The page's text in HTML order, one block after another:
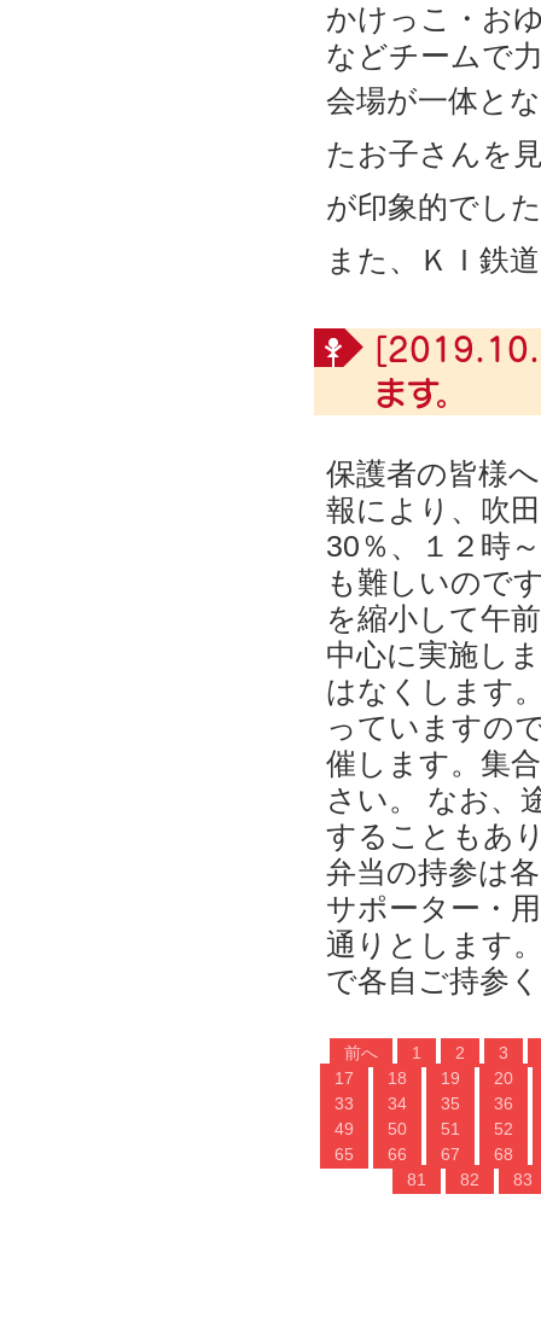
かけっこ・お
などチームで
会場が一体と
たお子さんを
が印象的でし
また、ＫＩ鉄
ます。
保護者の皆様
報により、吹
30％、１２時
も難しいので
を縮小して午
中心に実施し
はなくします
っていますの
催します。集
さい。 なお、
することもあ
弁当の持参は
サポーター・
通りとします
で各自ご持参
前へ 1 2
3
17
18 19
20
33
34 35
36
49
50 51
52
65
66 67
68
81
82 83